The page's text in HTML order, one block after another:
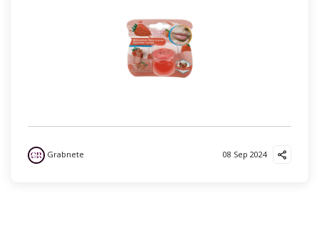
Grabnete 08 Sep 2024